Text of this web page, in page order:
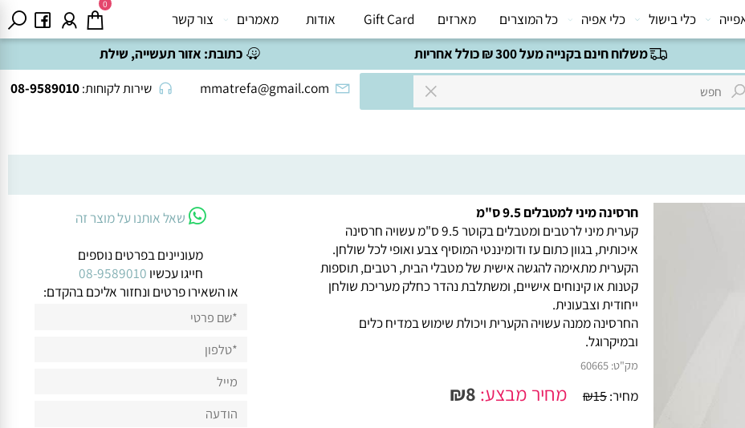
משלוח חינם בקנייה מעל 300 ₪ כולל אחריות כתובת:אזור תעשייה, שילת
mmatrefa@gmail.com
שירות לקוחות:08-9589010
0
כלי בישול כלי אפיה כל המוצרים מארזים Gift Card אודות מאמרים צור קשר
חרסינה מיני למטבלים 9.5 ס"מ
קערית מיני לרטבים ומטבלים בקוטר 9.5 ס"מ עשויה חרסינה
איכותית, בגוון כתום עז ודומיננטי המוסיף צבע ואופי לכל שולחן.
הקערית מתאימה להגשה אישית של מטבלי הבית, רטבים, תוספות
קטנות או קינוחים אישיים, ומשתלבת נהדר כחלק מעריכת שולחן
ייחודית וצבעונית.
החרסינה ממנה עשויה הקערית ויכולת שימוש במדיח כלים
ובמיקרוגל.
מחיר מבצע: ₪8
שאל אותנו על מוצר זה
מעוניינים בפרטים נוספים
חייגו עכשיו08-9589010
או השאירו פרטים ונחזור אליכם בהקדם: